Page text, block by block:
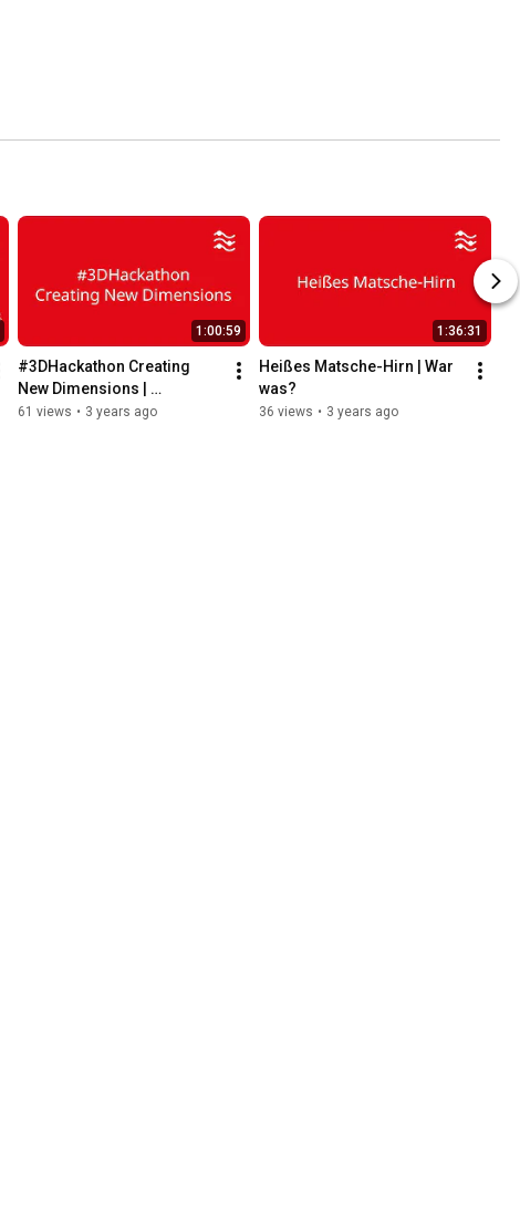
1:00:59
#3DHackathon Creating
New Dimensions |
Forschungsstrom on Tour
61 views • 3 years ago
1:36:31
Heißes Matsche-Hirn | War
was?
36 views • 3 years ago